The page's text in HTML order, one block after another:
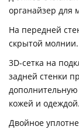
органайзер для
На передней
скрытой молнии.
3D-сетка на
задней стенки
кожей и одеждой.
Двойное